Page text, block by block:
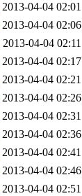
2013-04-04 02:01
2013-04-04 02:06
2013-04-04 02:11
2013-04-04 02:17
2013-04-04 02:21
2013-04-04 02:26
2013-04-04 02:31
2013-04-04 02:36
2013-04-04 02:41
2013-04-04 02:46
2013-04-04 02:51